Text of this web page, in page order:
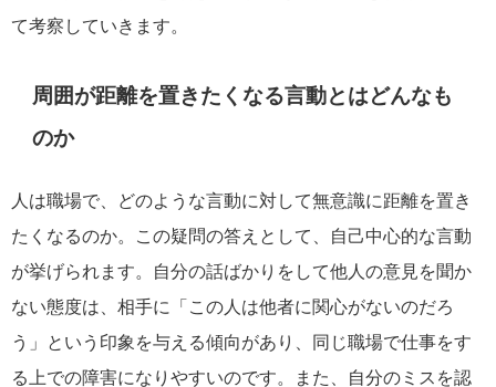
て考察していきます。
周囲が距離を置きたくなる言動とはどんなも
のか
人は職場で、どのような言動に対して無意識に距離を置き
たくなるのか。この疑問の答えとして、自己中心的な言動
が挙げられます。自分の話ばかりをして他人の意見を聞か
ない態度は、相手に「この人は他者に関心がないのだろ
う」という印象を与える傾向があり、同じ職場で仕事をす
る上での障害になりやすいのです。また、自分のミスを認